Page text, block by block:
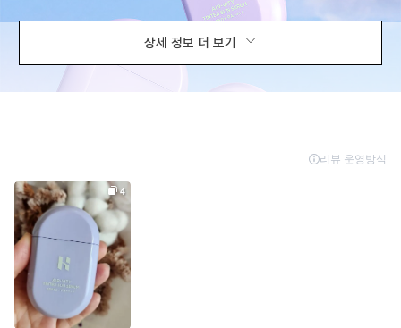
상세 정보 더 보기